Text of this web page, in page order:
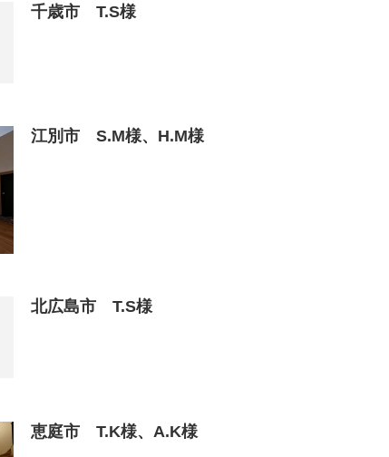
千歳市 T.S様
江別市 S.M様、H.M様
北広島市 T.S様
恵庭市 T.K様、A.K様